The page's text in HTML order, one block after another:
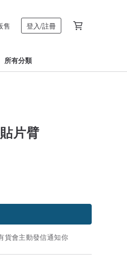
售 登入/註冊
所有分類
片臂
貨會主動發信通知你